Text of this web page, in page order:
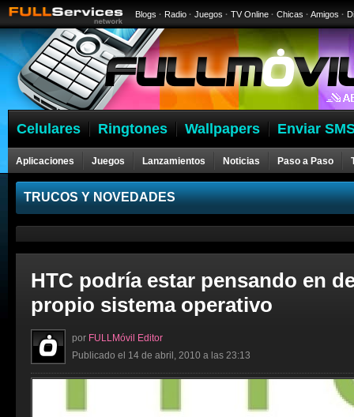
Blogs · Radio · Juegos · TV Online · Chicas · Amigos ·
Celulares Ringtones Wallpapers Enviar
Aplicaciones Juegos Lanzamientos Noticias Paso a Paso
Celulares
TRUCOS Y NOVEDADES
HTC podría estar pensando en
propio sistema operativo
por FULLMóvil Editor
Publicado el 14 de abril, 2010 a las 23:13